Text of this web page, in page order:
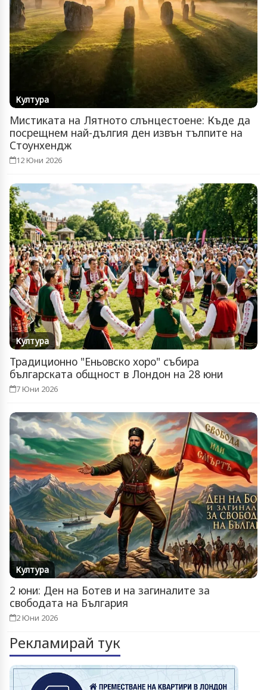
Култура
Мистиката на Лятното слънцестоене: Къде да
посрещнем най-дългия ден извън тълпите на
Стоунхендж
12 Юни 2026
Култура
Традиционно "Еньовско хоро" събира
българската общност в Лондон на 28 юни
7 Юни 2026
Култура
2 юни: Ден на Ботев и на загиналите за
свободата на България
2 Юни 2026
Рекламирай тук